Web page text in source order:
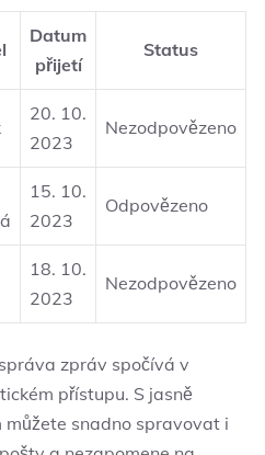
Datum
přijetí
Status
20. 10.
2023
Nezodpovězeno
15. 10.
2023
Odpovězeno
18. 10.
2023
Nezodpovězeno
zpráv spočívá v
přístupu. S jasně
snadno spravovat i